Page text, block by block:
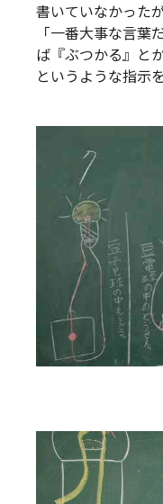
書いていなかったが
「一番大事な言葉
ば『ぶつかる』とか
というような指示